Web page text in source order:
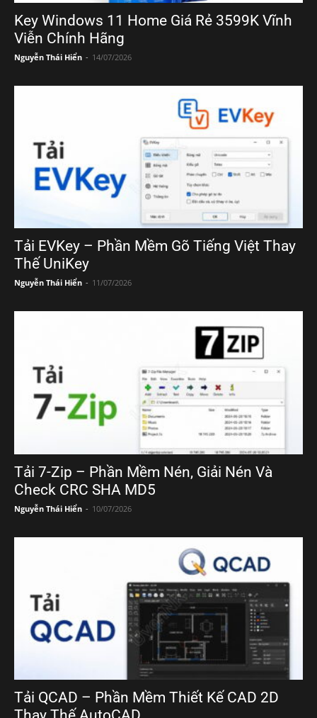
Key Windows 11 Home Giá Rẻ 3599K Vĩnh
Viễn Chính Hãng
Nguyễn Thái Hiển - 14/07/2026
Tải EVKey – Phần Mềm Gõ Tiếng Việt Thay
Thế UniKey
Nguyễn Thái Hiển - 11/07/2026
Tải 7-Zip – Phần Mềm Nén, Giải Nén Và
Check CRC SHA MD5
Nguyễn Thái Hiển - 10/07/2026
Tải QCAD – Phần Mềm Thiết Kế CAD 2D